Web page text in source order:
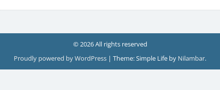
© 2026 All rights reserved
Proudly powered by WordPress | Theme: Simple Life by Nilambar.